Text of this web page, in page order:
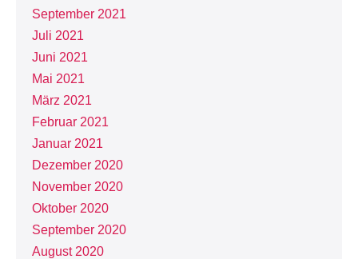
September 2021
Juli 2021
Juni 2021
Mai 2021
März 2021
Februar 2021
Januar 2021
Dezember 2020
November 2020
Oktober 2020
September 2020
August 2020